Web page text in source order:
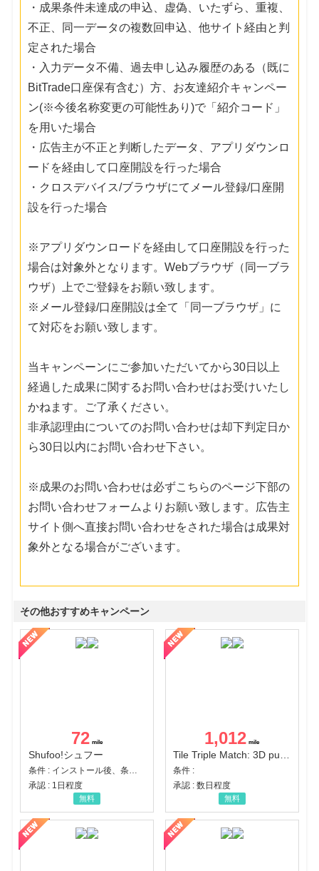
・成果条件未達成の申込、虚偽、いたずら、重複、
不正、同一データの複数回申込、他サイト経由と判
定された場合
・入力データ不備、過去申し込み履歴のある（既に
BitTrade口座保有含む）方、お友達紹介キャンペー
ン(※今後名称変更の可能性あり)で「紹介コード」
を用いた場合
・広告主が不正と判断したデータ、アプリダウンロ
ードを経由して口座開設を行った場合
・クロスデバイス/ブラウザにてメール登録/口座開
設を行った場合
※アプリダウンロードを経由して口座開設を行った
場合は対象外となります。Webブラウザ（同一ブラ
ウザ）上でご登録をお願い致します。
※メール登録/口座開設は全て「同一ブラウザ」に
て対応をお願い致します。
当キャンペーンにご参加いただいてから30日以上
経過した成果に関するお問い合わせはお受けいたし
かねます。ご了承ください。
非承認理由についてのお問い合わせは却下判定日か
ら30日以内にお問い合わせ下さい。
※成果のお問い合わせは必ずこちらのページ下部の
お問い合わせフォームよりお願い致します。広告主
サイト側へ直接お問い合わせをされた場合は成果対
象外となる場合がございます。
その他おすすめキャンペーン
72
Shufoo!シュフー
条件 : インストール後、条件達成
承認 : 1日程度
無料
1,012
Tile Triple Match: 3D puzzle
条件 :
承認 : 数日程度
無料